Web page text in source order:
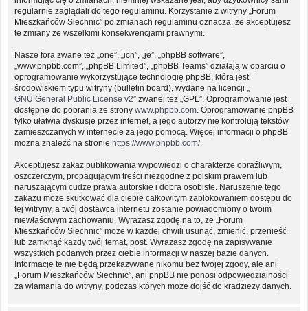
regularnie zaglądali do tego regulaminu. Korzystanie z witryny „Forum
Mieszkańców Siechnic” po zmianach regulaminu oznacza, że akceptujesz
te zmiany ze wszelkimi konsekwencjami prawnymi.
Nasze fora zwane też „one”, „ich”, „je”, „phpBB software”,
„www.phpbb.com”, „phpBB Limited”, „phpBB Teams” działają w oparciu o
oprogramowanie wykorzystujące technologię phpBB, która jest
środowiskiem typu witryny (bulletin board), wydane na licencji „
GNU General Public License v2” zwanej też „GPL”. Oprogramowanie jest
dostępne do pobrania ze strony www.phpbb.com . Oprogramowanie phpBB
tylko ułatwia dyskusje przez internet, a jego autorzy nie kontrolują tekstów
zamieszczanych w internecie za jego pomocą. Więcej informacji o phpBB
można znaleźć na stronie https://www.phpbb.com/.
Akceptujesz zakaz publikowania wypowiedzi o charakterze obraźliwym,
oszczerczym, propagującym treści niezgodne z polskim prawem lub
naruszającym cudze prawa autorskie i dobra osobiste. Naruszenie tego
zakazu może skutkować dla ciebie całkowitym zablokowaniem dostępu do
tej witryny, a twój dostawca internetu zostanie powiadomiony o twoim
niewłaściwym zachowaniu. Wyrażasz zgodę na to, że „Forum
Mieszkańców Siechnic” może w każdej chwili usunąć, zmienić, przenieść
lub zamknąć każdy twój temat, post. Wyrażasz zgodę na zapisywanie
wszystkich podanych przez ciebie informacji w naszej bazie danych.
Informacje te nie będą przekazywane nikomu bez twojej zgody, ale ani
„Forum Mieszkańców Siechnic”, ani phpBB nie ponosi odpowiedzialności
za włamania do witryny, podczas których może dojść do kradzieży danych.